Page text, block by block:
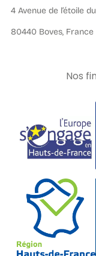
4 Avenue de l’étoile
80440 Boves, France
Nos